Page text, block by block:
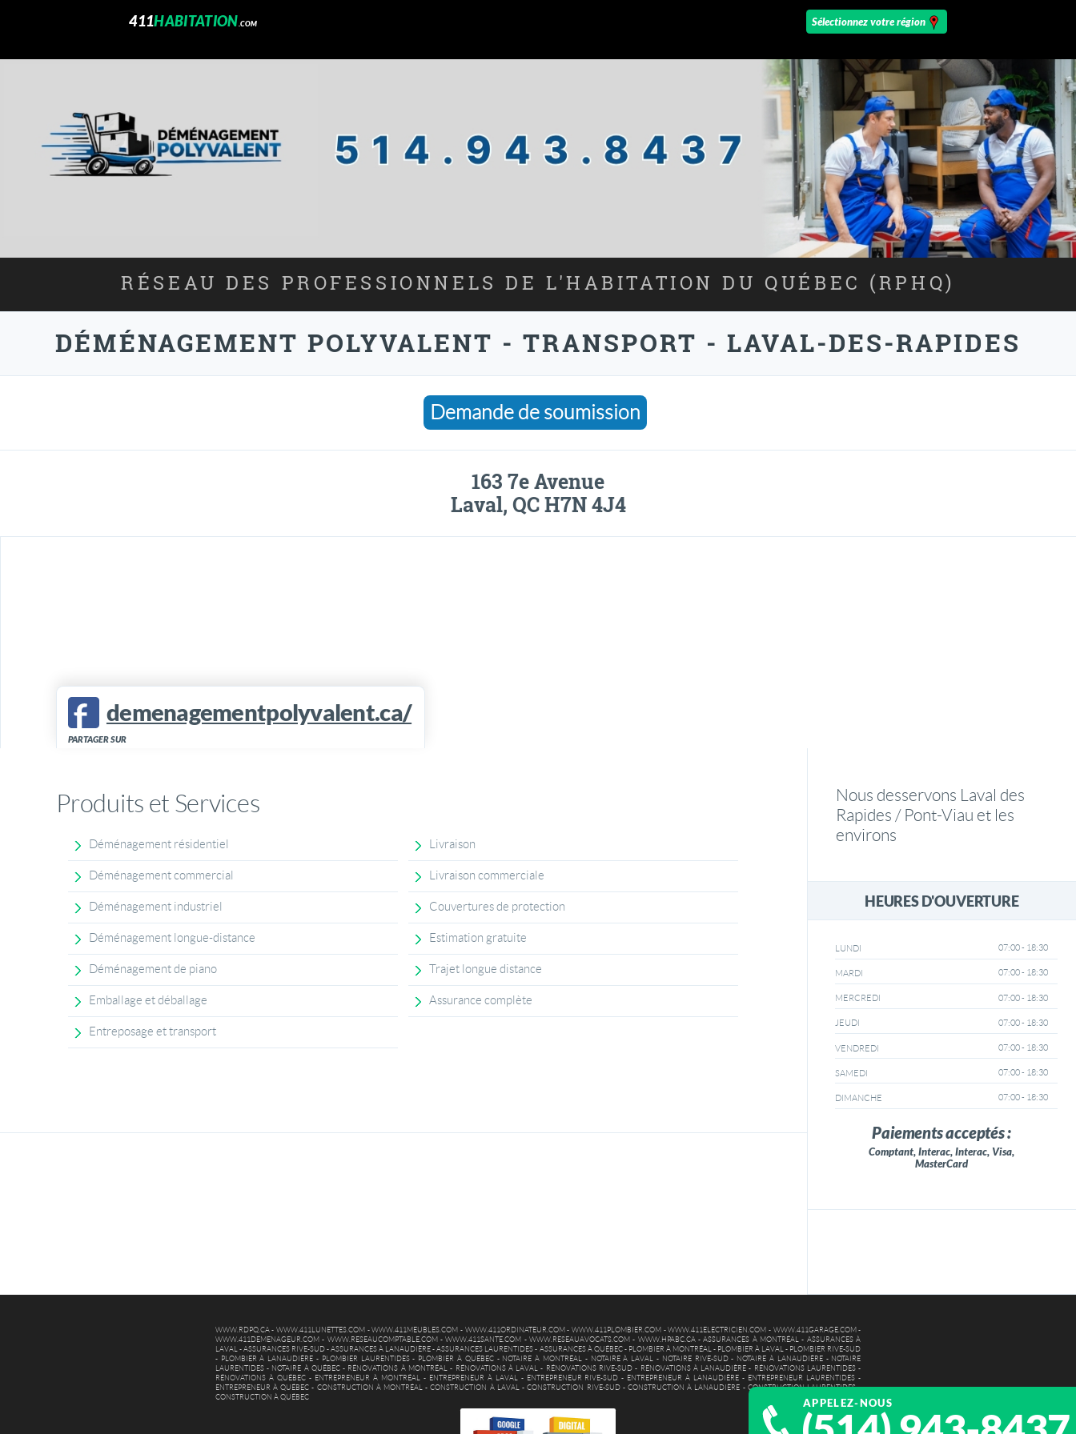
APPELEZ-NOUS
411HABITATION .COM
RÉSEAU DES PROFESSIONNELS DE L'HABITATION DU QUÉBEC (RPHQ)
DÉMÉNAGEMENT POLYVALENT - TRANSPORT - LAVAL-DES-RAPIDES
Demande de soumission
163 7e Avenue
Laval, QC H7N 4J4
demenagementpolyvalent.ca/
PARTAGER SUR
Produits et Services
Déménagement résidentiel
Déménagement commercial
Déménagement industriel
Déménagement longue-distance
Déménagement de piano
Emballage et déballage
Entreposage et transport
Livraison
Livraison commerciale
Couvertures de protection
Estimation gratuite
Trajet longue distance
Assurance complète
Nous desservons Laval des
Rapides / Pont-Viau et les
environs
HEURES D'OUVERTURE
LUNDI 07:00 - 18:30
MARDI 07:00 - 18:30
MERCREDI 07:00 - 18:30
JEUDI 07:00 - 18:30
VENDREDI 07:00 - 18:30
SAMEDI 07:00 - 18:30
DIMANCHE 07:00 - 18:30
Paiements acceptés :
Comptant, Interac, Interac, Visa,
MasterCard
WWW.RDPQ.CA-WWW.411LUNETTES.COM -WWW.411MEUBLES.COM - WWW.411ORDINATEUR.COM - WWW.411PLOMBIER.COM -WWW.411ELECTRICIEN.COM - WWW.411GARAGE.COM -
WWW.411DEMENAGEUR.COM - WWW.RESEAUCOMPTABLE.COM -WWW.411SANTE.COM - WWW.RESEAUAVOCATS.COM - WWW.HPABC.CA-ASSURANCES À MONTRÉAL - ASSURANCES À
LAVAL
- ASSURANCES RIVE-SUD-ASSURANCES À LANAUDIÈRE -ASSURANCES LAURENTIDES - ASSURANCES À QUÉBEC- PLOMBIER À MONTRÉAL - PLOMBIER À LAVAL - PLOMBIER RIVE-SUD
- PLOMBIER À LANAUDIÈRE - PLOMBIER LAURENTIDES- PLOMBIER À QUÉBEC- NOTAIRE À MONTRÉAL - NOTAIRE À LAVAL - NOTAIRE RIVE-SUD- NOTAIRE À LANAUDIÈRE- NOTAIRE
LAURENTIDES- NOTAIRE À QUÉBEC- RÉNOVATIONS À MONTRÉAL - RÉNOVATIONS À LAVAL - RÉNOVATIONS RIVE-SUD - RÉNOVATIONS À LANAUDIÈRE - RÉNOVATIONS LAURENTIDES-
RÉNOVATIONS À QUÉBEC- ENTREPRENEUR À MONTRÉAL - ENTREPRENEUR À LAVAL - ENTREPRENEUR RIVE-SUD - ENTREPRENEUR À LANAUDIÈRE - ENTREPRENEUR LAURENTIDES -
ENTREPRENEUR À QUÉBEC - CONSTRUCTION À MONTRÉAL -CONSTRUCTION À LAVAL -CONSTRUCTION RIVE-SUD- CONSTRUCTION À LANAUDIÈRE - CONSTRUCTION LAURENTIDES-
CONSTRUCTION À QUÉBEC